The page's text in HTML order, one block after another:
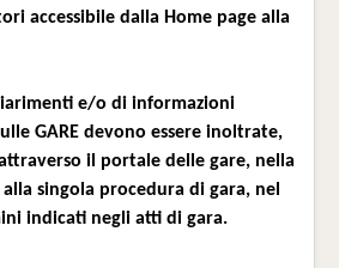
accessibile dalla Home page alla
e/o di informazioni
GARE devono essere inoltrate,
il portale delle gare, nella
singola procedura di gara, nel
indicati negli atti di gara.